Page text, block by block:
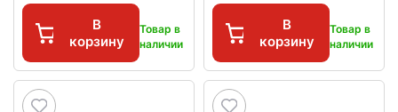
В
корзину
Товар в
наличии
В
корзину
Товар в
наличии